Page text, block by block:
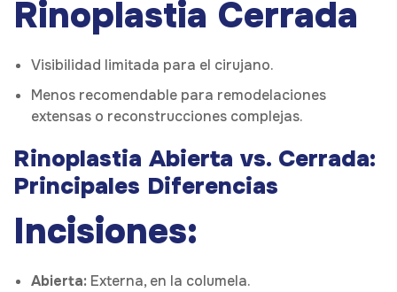
Rinoplastia Cerrada
Visibilidad limitada para el cirujano.
Menos recomendable para remodelaciones
extensas o reconstrucciones complejas.
Rinoplastia Abierta vs. Cerrada:
Principales Diferencias
Incisiones:
Abierta: Externa, en la columela.